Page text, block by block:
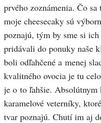
prvého zoznámenia. Čo
moje cheesecaky sú
poznajú, tým by sme si
pridávali do ponuky naše
boli odľahčené a menej
kvalitného ovocia je tu
je o to ľahšie. Absolútnym
karamelové veterníky,
tvar poznajú. Chutí im aj